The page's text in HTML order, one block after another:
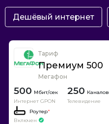
Дешёвый интернет
Тариф
Премиум 500
Мегафон
500
Интернет GPON
250 Каналов
Телевидение
Роутер*
Включен